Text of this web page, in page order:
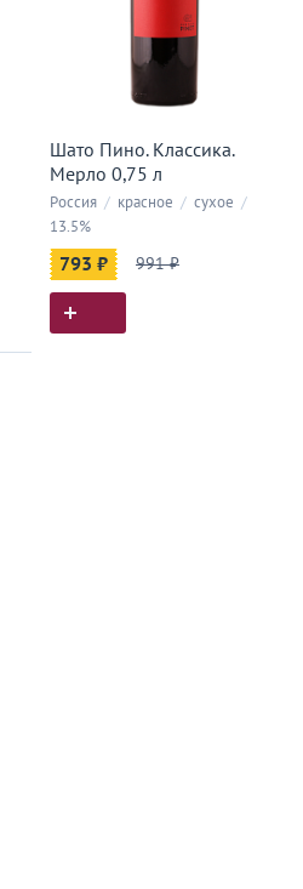
Шато Пино. Классика.
Мерло 0,75 л
Россия / красное / сухое /
13.5%
793 ₽ 991 ₽